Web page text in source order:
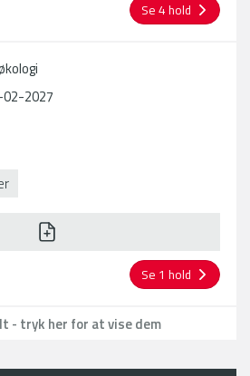
Se 4 hold
Se 1 hold
2027
- tryk her for at vise dem